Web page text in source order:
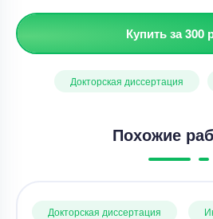
Купить за 300
Докторская диссертация
Похожие
Докторская диссертация